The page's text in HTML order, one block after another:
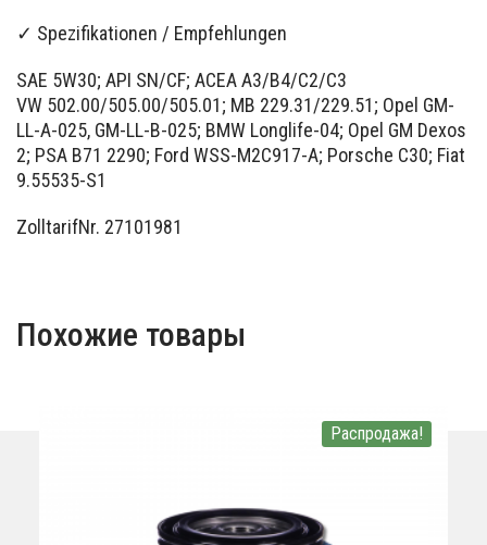
✓ Spezifikationen / Empfehlungen
SAE 5W30; API SN/CF; ACEA A3/B4/C2/C3
VW 502.00/505.00/505.01; MB 229.31/229.51; Opel GM-
LL-A-025, GM-LL-B-025; BMW Longlife-04; Opel GM Dexos
2; PSA B71 2290; Ford WSS-M2C917-A; Porsche C30; Fiat
9.55535-S1
Zolltarif­Nr. 27101981
Похожие товары
Распродажа!